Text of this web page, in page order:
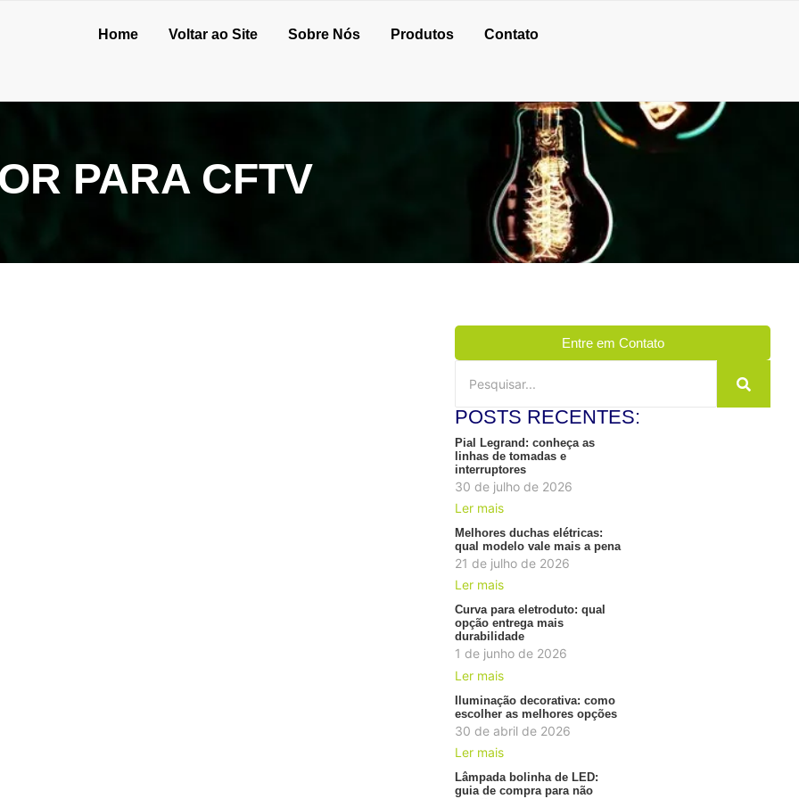
Home Voltar ao Site Sobre Nós Produtos Contato
PARA CFTV
Entre em Contato
POSTS RECENTES:
Pial Legrand: conheça as
linhas de tomadas e
interruptores
30 de julho de 2026
Ler mais
Melhores duchas elétricas:
qual modelo vale mais a pena
21 de julho de 2026
Ler mais
Curva para eletroduto: qual
opção entrega mais
durabilidade
1 de junho de 2026
Ler mais
Iluminação decorativa: como
escolher as melhores opções
30 de abril de 2026
Ler mais
Lâmpada bolinha de LED:
guia de compra para não